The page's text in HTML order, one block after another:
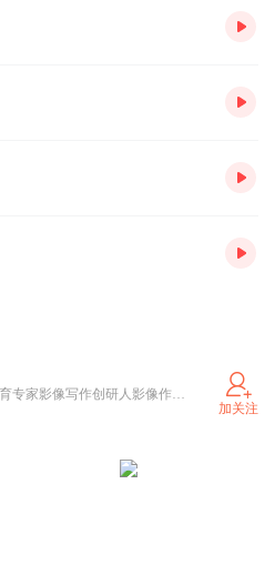
静能量导师影像造奇教育专家影像写作创研人影像作文首席教练《影像创造奇迹》一书作者中国最接地气实操性极强的作文培训专家！中国倡导“作文互动教练”式第一导师中国倡导“绿色写作，不为成人代言”理念第一人。教育部“十二五”国级重点科研项目组副组长静能量导师的课堂上，打破传统“教师讲，学生听”的讲座模式，而逆袭为“教练激赏，练写互动”式创新模式。教学思维活跃，教练能力强，温和中不乏幽默，实操里都是干货。特别喜爱课堂与学生互动，以激赏贯穿作文训练始终。以军人雷厉风行的作风，限时训练学生，从而使所训练的学生不少在考试当中得满分。想提高作文成绩的同学们，赶快和静能量教练，一起实操，一起进步吧！
加关注